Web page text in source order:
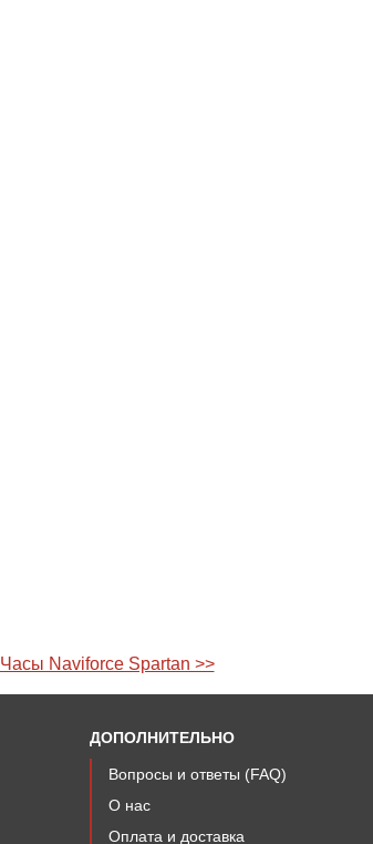
Часы Naviforce Spartan >>
ДОПОЛНИТЕЛЬНО
Вопросы и ответы (FAQ)
О нас
Оплата и доставка